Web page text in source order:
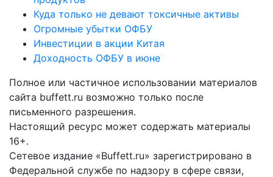
Куда только не девают токсичные активы
Огромные убытки ОФБУ
Инвестиции в акции Китая
Доходность ОФБУ в июне
Полное или частичное использовании материалов
сайта buffett.ru возможно только после
письменного разрешения.
Настоящий ресурс может содержать материалы
16+.
Сетевое издание «Buffett.ru» зарегистрировано в
Федеральной службе по надзору в сфере связи,